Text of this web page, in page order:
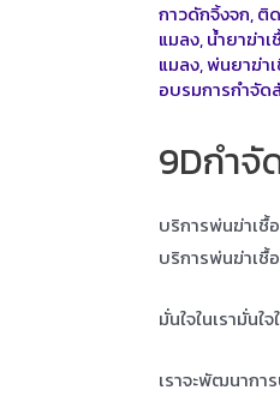
กาวดักจิ้งจก,ติ
แมลง,น้ำยาฆ่า
แมลง,พ่นยาฆ่า
อบรมการกำจัด
9Dกำจั
บริการพ่นฆ่าเ
บริการพ่นฆ่าเชื้อ
มั่นใจในเรามั่น
เราจะพัฒนากา